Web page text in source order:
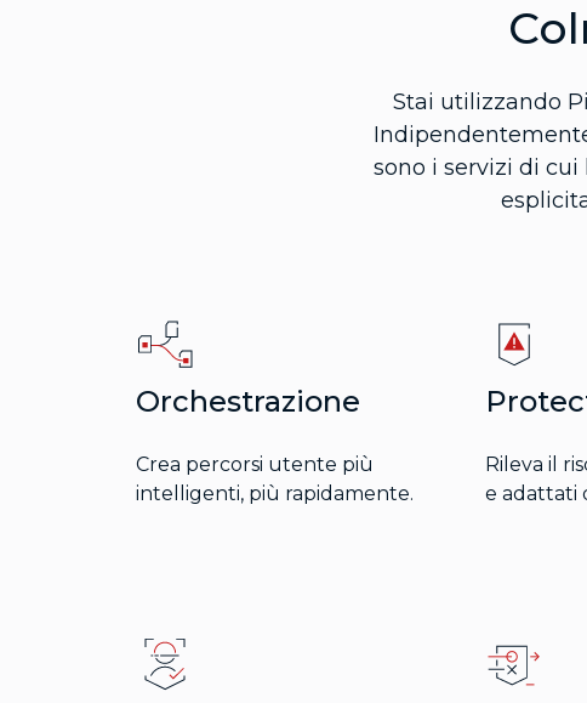
Stai utilizzando
sono i servizi di
Orchestrazione
Crea percorsi utente più
intelligenti, più rapidamente.
Rileva il
e adattati